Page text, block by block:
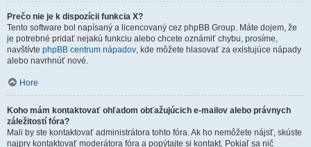
Prečo nie je k dispozícii funkcia X?
Tento software bol napísaný a licencovaný cez phpBB Group. Máte dojem, že
je potrebné pridať nejakú funkciu alebo chcete oznámiť chybu, prosíme,
navštívte phpBB centrum nápadov, kde môžete hlasovať za existujúce nápady
alebo navrhnúť nové.
Hore
Koho mám kontaktovať ohľadom obťažujúcich e-mailov alebo právnych
záležitostí fóra?
Mali by ste kontaktovať administrátora tohto fóra. Ak ho nemôžete nájsť, skúste
najprv kontaktovať moderátora fóra a popýtajte si kontakt. Pokiaľ sa nič